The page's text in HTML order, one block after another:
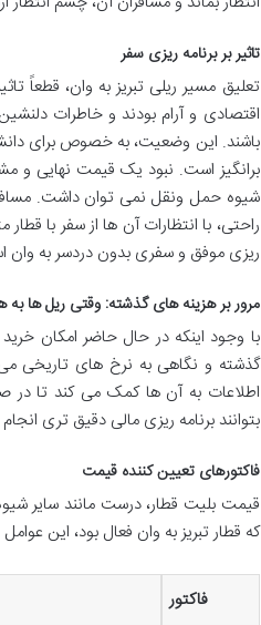
تاثیر بر برنامه ریزی سفر
تعلیق مسیر ریلی تبریز به وان، قطعاً
اقتصادی و آرام بودند و خاطرات
باشند. این وضعیت، به خصوص برای
برانگیز است. نبود یک قیمت نهایی و
شیوه حمل ونقل نمی توان داشت.
راحتی، با انتظارات آن ها از سفر با
ریزی موفق و سفری بدون دردسر به وان
مرور بر هزینه های گذشته: وقتی ریل ها
با وجود اینکه در حال حاضر امکان
گذشته و نگاهی به نرخ های تاریخی می
اطلاعات به آن ها کمک می کند تا در
بتوانند برنامه ریزی مالی دقیق تری
فاکتورهای تعیین کننده قیمت
قیمت بلیت قطار، درست مانند سایر
که قطار تبریز به وان فعال بود، این
فاکتور